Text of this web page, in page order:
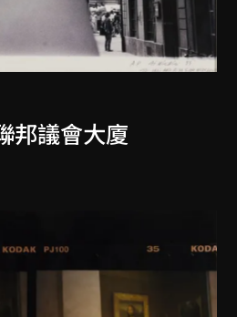
邦議會大廈